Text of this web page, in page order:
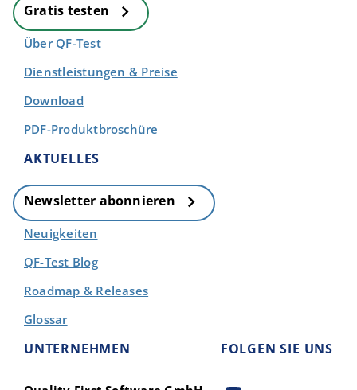
Gratis testen
Über QF-Test
Dienstleistungen & Preise
Download
PDF-Produktbroschüre
AKTUELLES
Newsletter abonnieren
Neuigkeiten
QF-Test Blog
Roadmap & Releases
Glossar
UNTERNEHMEN FOLGEN SIE UNS